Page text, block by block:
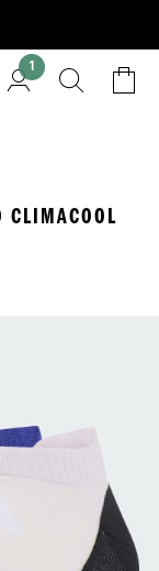
1
CLIMACOOL